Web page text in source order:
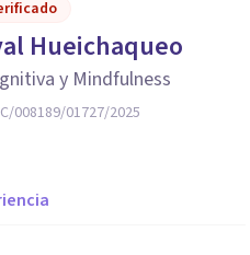
Hueichaqueo
y Mindfulness
008189/01727/2025